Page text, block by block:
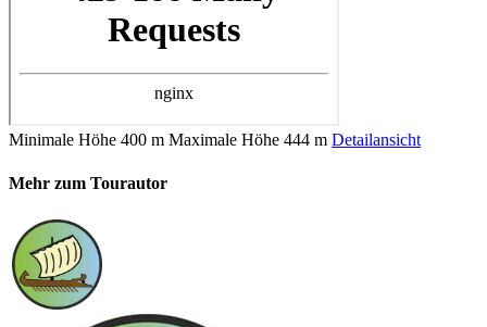
Minimale Höhe 400 m Maximale Höhe 444 m Detailansicht
Mehr zum Tourautor